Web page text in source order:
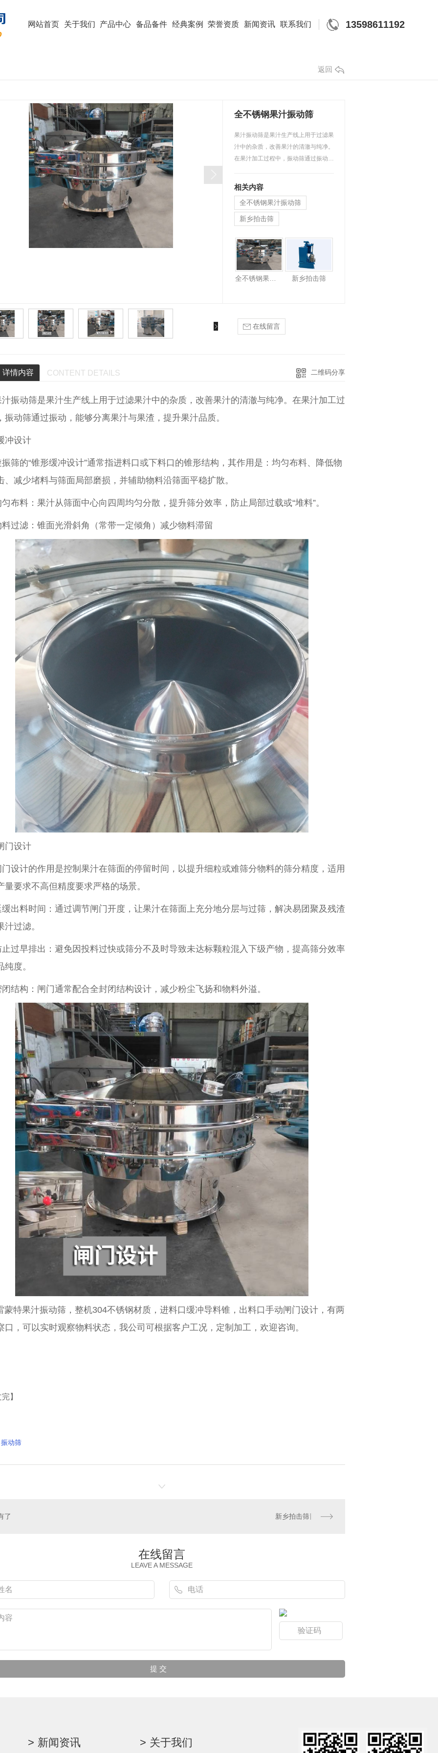
网站首页 关于我们 产品中心 备品备件 经典案例 荣誉资质 新闻资讯 联系我们 13598611192
返回
酸摇摆筛 新能源锂电超声波振动筛 不锈钢面振动平台
全不锈钢果汁振动筛
果汁振动筛是果汁生产线上用于过滤果
汁中的杂质，改善果汁的清澈与纯净。
在果汁加工过程中，振动筛通过振动，
相关内容
全不锈钢果汁振动筛
新乡拍击筛
新乡拍击筛
在线留言
详情内容 CONTENT DETAILS 二维码分享
动筛是果汁生产线上用于过滤果汁中的杂质，改善果汁的清澈与纯净。在果汁加工过
振动筛通过振动，能够分离果汁与果渣，提升果汁品质。
冲设计
的“锥形缓冲设计”通常指进料口或下料口的锥形结构，其作用是：均匀布料、降低物
、减少堵料与筛面局部磨损，并辅助物料沿筛面平稳扩散。‌‌
料‌：果汁从筛面中心向四周均匀分散，提升筛分效率，防止局部过载或“堆料”。
滤‌：锥面光滑斜角（常带一定倾角）减少物料滞留
门设计
计的作用是控制果汁在筛面的停留时间，以提升细粒或难筛分物料的筛分精度，适用
量要求不高但精度要求严格的场景。‌‌
料时间‌：通过调节闸门开度，让果汁在筛面上充分地分层与过筛，解决易团聚及残渣
汁过滤。
早排出‌：避免因投料过快或筛分不及时导致未达标颗粒混入下级产物，提高筛分效率
纯度。
构‌：闸门通常配合全封闭结构设计，减少粉尘飞扬和物料外溢。
果汁振动筛，整机304不锈钢材质，进料口缓冲导料锥，出料口手动闸门设计，有两
口，可以实时观察物料状态，我公司可根据客户工况，定制加工，欢迎咨询。
】
振动筛
了 新乡拍击筛
在线留言
LEAVE A MESSAGE
新闻资讯 关于我们